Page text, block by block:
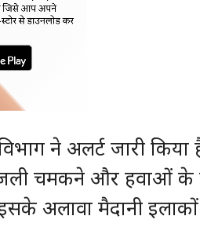
ने अलर्ट जारी किया
चमकने और हवाओं के
अलावा मैदानी